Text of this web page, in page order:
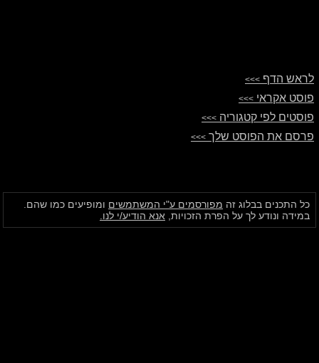
לראש הדף >>>
פוסט אקראי >>>
פוסטים לפי קטגוריה >>>
פרסם את הפוסט שלך >>>
כל התכנים בבלוג זה מפורסמים ע"י המשתמשים ומופיעים כמו שהם.
במידה ונודע לך על הפרת הזכויות, אנא הודיע/י לנו.